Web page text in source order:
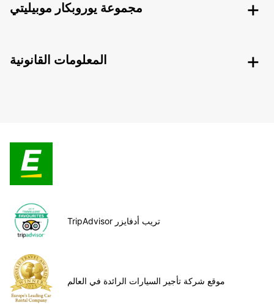
مجموعة يوروبكار موبيليتي
المعلومات القانونية
TripAdvisor تريب أدفايزر
موقع شركة تأجير السيارات الرائدة في العالم